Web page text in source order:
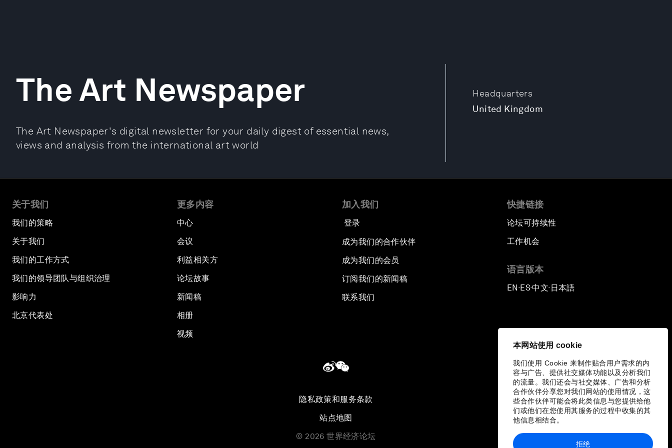
本网站使用 cookie
我们使用 Cookie 来制作贴合用户需求的内
容与广告、提供社交媒体功能以及分析我们
的流量。我们还会与社交媒体、广告和分析
合作伙伴分享您对我们网站的使用情况，这
些合作伙伴可能会将此类信息与您提供给他
们或他们在您使用其服务的过程中收集的其
他信息相结合。
拒绝
Headquarters
United Kingdom
The Art Newspaper
The Art Newspaper's digital newsletter for your daily digest of essential news,
views and analysis from the international art world
关于我们
我们的策略
关于我们
我们的工作方式
我们的领导团队与组织治理
影响力
北京代表处
更多内容
中心
会议
利益相关方
论坛故事
新闻稿
相册
视频
加入我们
登录
成为我们的合作伙伴
成为我们的会员
订阅我们的新闻稿
联系我们
快捷链接
论坛可持续性
工作机会
语言版本
EN ▪ES▪中文▪ 日本語
隐私政策和服务条款
站点地图
© 2026 世界经济论坛